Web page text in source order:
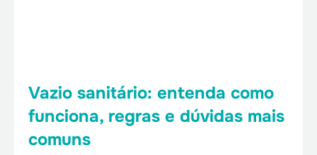
Vazio sanitário: entenda como
funciona, regras e dúvidas mais
comuns